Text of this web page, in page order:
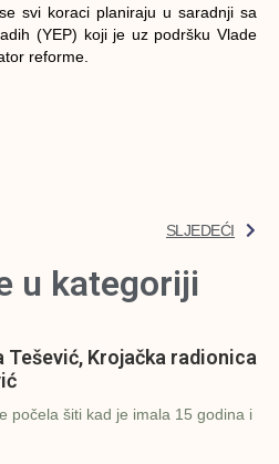
svi koraci planiraju u saradnji sa
(YEP) koji je uz podršku Vlade
reforme.
SLJEDEĆI
u kategoriji
Tešević, Krojačka radionica
počela šiti kad je imala 15 godina i